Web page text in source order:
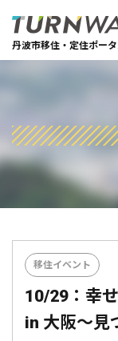
丹波市移住・定住ポー
移住イベント
10/29：幸
in 大阪〜見